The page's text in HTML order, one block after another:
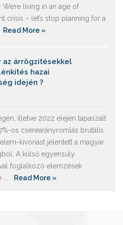
We’re living in an age of
crisis – let’s stop planning for a
Read More »
az árrögzítésekkel
hazai
idején ?
illetve 2022 elején tapaszalt
os cserearányromlás brutális
kivonást jelentett a magyar
A külső egyensúly
foglalkozó elemzések
...
Read More »